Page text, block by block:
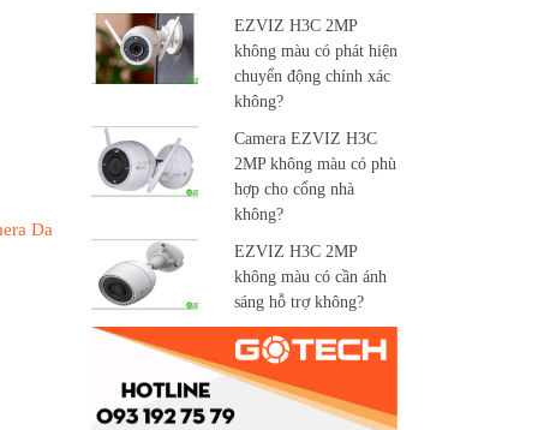
Da
EZVIZ H3C 2MP
không màu có phát hiện
chuyển động chính xác
không?
Camera EZVIZ H3C
2MP không màu có phù
hợp cho cổng nhà
không?
EZVIZ H3C 2MP
không màu có cần ánh
sáng hỗ trợ không?